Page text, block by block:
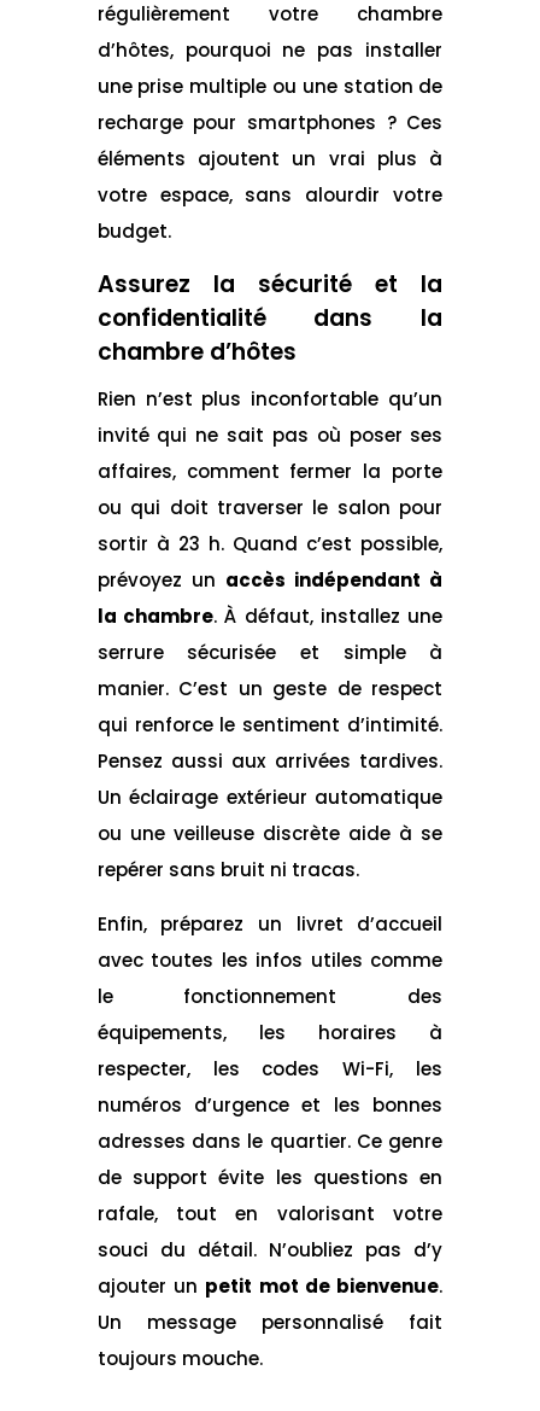
régulièrement votre chambre
d’hôtes, pourquoi ne pas installer
une prise multiple ou une station de
recharge pour smartphones ? Ces
éléments ajoutent un vrai plus à
votre espace, sans alourdir votre
budget.
Assurez la sécurité et la
confidentialité dans la
chambre d’hôtes
Rien n’est plus inconfortable qu’un
invité qui ne sait pas où poser ses
affaires, comment fermer la porte
ou qui doit traverser le salon pour
sortir à 23 h. Quand c’est possible,
prévoyez un accès indépendant à
la chambre. À défaut, installez une
serrure sécurisée et simple à
manier. C’est un geste de respect
qui renforce le sentiment d’intimité.
Pensez aussi aux arrivées tardives.
Un éclairage extérieur automatique
ou une veilleuse discrète aide à se
repérer sans bruit ni tracas.
Enfin, préparez un livret d’accueil
avec toutes les infos utiles comme
le fonctionnement des
équipements, les horaires à
respecter, les codes Wi-Fi, les
numéros d’urgence et les bonnes
adresses dans le quartier. Ce genre
de support évite les questions en
rafale, tout en valorisant votre
souci du détail. N’oubliez pas d’y
ajouter un petit mot de bienvenue.
Un message personnalisé fait
toujours mouche.